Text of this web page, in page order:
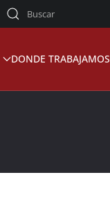
DONDE TRABAJAMOS